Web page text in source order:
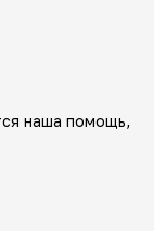
наша помощь,